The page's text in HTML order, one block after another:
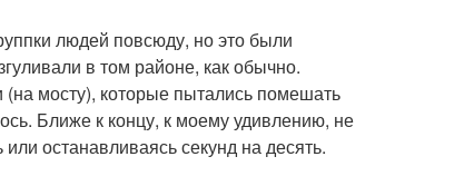
людей повсюду, но это были
в том районе, как обычно.
мосту), которые пытались помешать
Ближе к концу, к моему удивлению, не
останавливаясь секунд на десять.